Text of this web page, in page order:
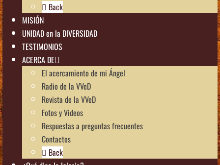
Back
MISIÓN
UNIDAD en la DIVERSIDAD
TESTIMONIOS
ACERCA DE
El acercamiento de mi Ángel
Radio de la VVeD
Revista de la VVeD
Fotos y Videos
Respuestas a preguntas frecuentes
Contactos
Back